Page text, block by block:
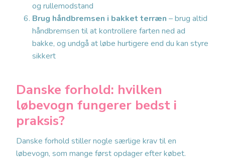
og rullemodstand
Brug håndbremsen i bakket terræn – brug altid
håndbremsen til at kontrollere farten ned ad
bakke, og undgå at løbe hurtigere end du kan styre
sikkert
Danske forhold: hvilken
løbevogn fungerer bedst i
praksis?
Danske forhold stiller nogle særlige krav til en
løbevogn, som mange først opdager efter købet.